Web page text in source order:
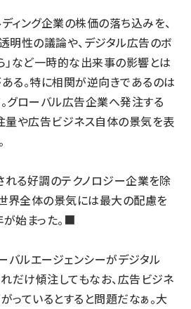
ィング企業の株価の落ち込みを、
明性の議論や、デジタル広告のボ
」など一時的な出来事の影響とは
る。特に相関が逆向きであるのは
グローバル広告企業へ発注する
量や広告ビジネス自体の景気を表
る好調のテクノロジー企業を除
世界全体の景気には最大の配慮を
始まった。■
バルエージェンシーがデジタル
れだけ傾注してもなお、広告ビジネ
っているとすると問題だなぁ。大